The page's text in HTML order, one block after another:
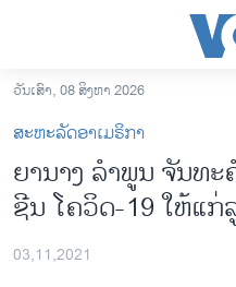
ເຂົ້າ
ຫາ
ຂ້າມ
ຂ້າມ
ຫາ
ອາເມຣິກາ
ການເລືອກຕັ້ງ ປະທານາທີບໍດີ ສະ
ຂ່າວ​ຈີນ
ວັນເສົາ, 08 ສິງຫາ 2026
ສະຫະລັດອາເມຣິກາ
ຍານາງ ລໍາພູນ ຈັນທ
ຊີນ ໂຄວິດ-19 ໃຫ້ແກ່
03,11,2021